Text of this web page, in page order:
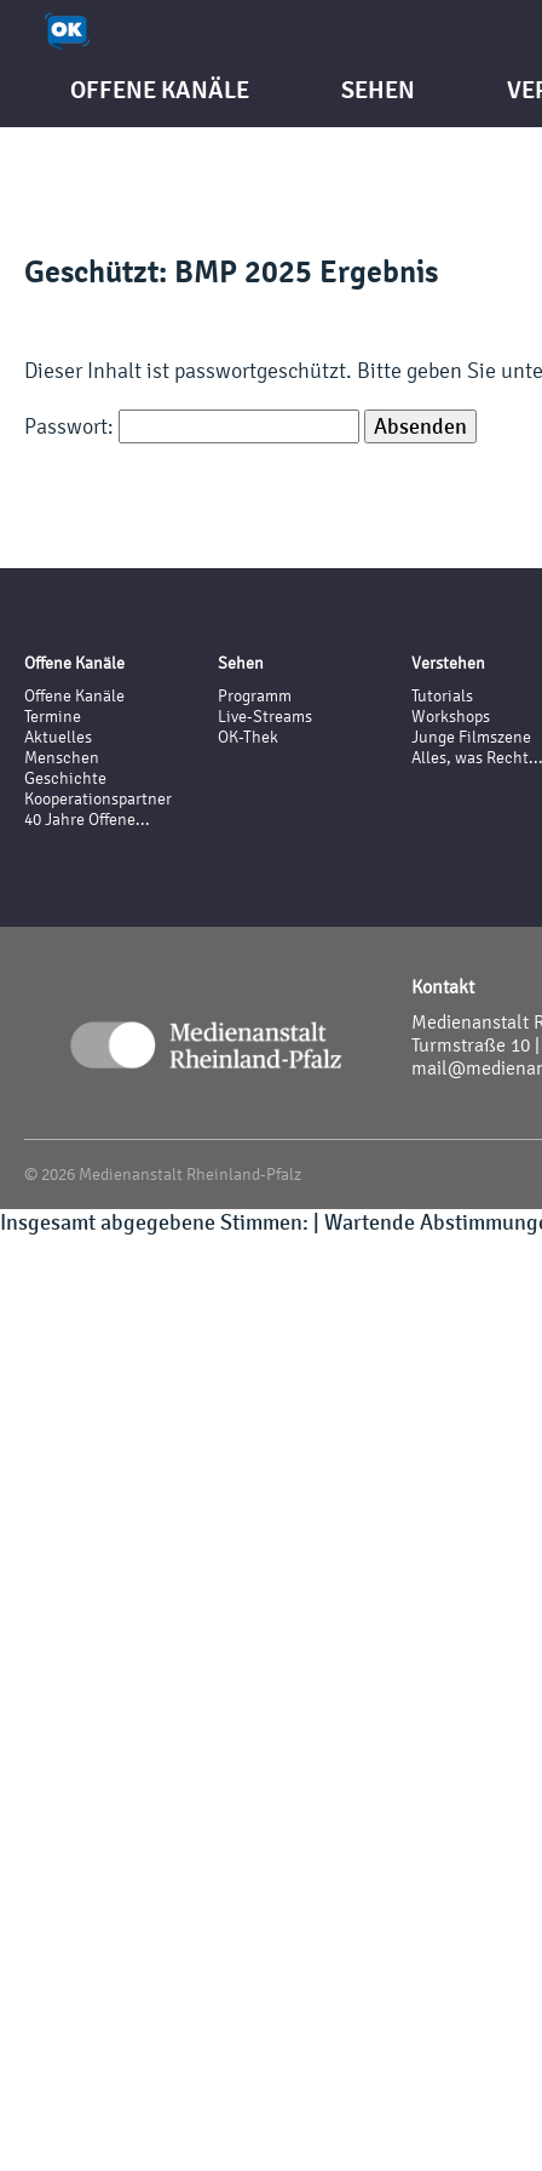
OFFENE KANÄLE SEHEN
Geschützt: BMP 2025 Ergebnis
Dieser Inhalt ist passwortgeschützt. Bitte geben Sie
Passwort:
Offene Kanäle
Offene Kanäle
Termine
Aktuelles
Menschen
Geschichte
Kooperationspartner
40 Jahre Offene...
Sehen
Programm
Live-Streams
OK-Thek
Verstehen
Tutorials
Workshops
Junge Filmszene
Alles, was Recht...
Kontakt
Medienanstalt
Turmstraße 10
© 2026 Medienanstalt Rheinland-Pfalz
Insgesamt abgegebene Stimmen: | Wartende